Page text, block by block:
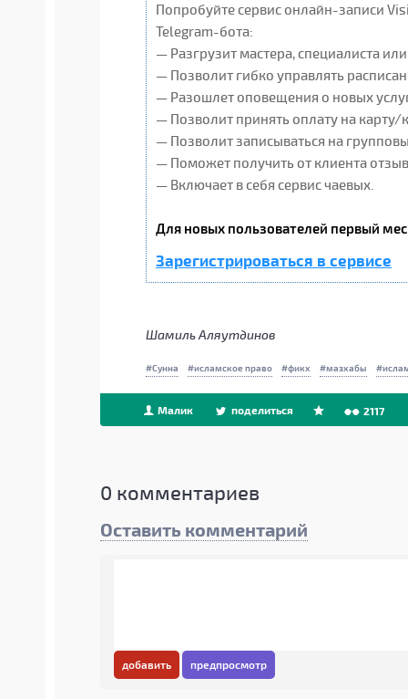
Попробуйте сервис онлайн-записи
Telegram-бота:
— Разгрузит мастера, специалиста
— Позволит гибко управлять
— Разошлет оповещения о новых
— Позволит принять оплату на карту/
— Позволит записываться на
— Поможет получить от клиента
— Включает в себя сервис чаевых.
Для новых пользователей первый
Зарегистрироваться в сервисе
Шамиль Аляутдинов
Сунна исламское право фикх мазхабы
Малик поделиться 2117
0 комментариев
Оставить комментарий
добавить предпросмотр